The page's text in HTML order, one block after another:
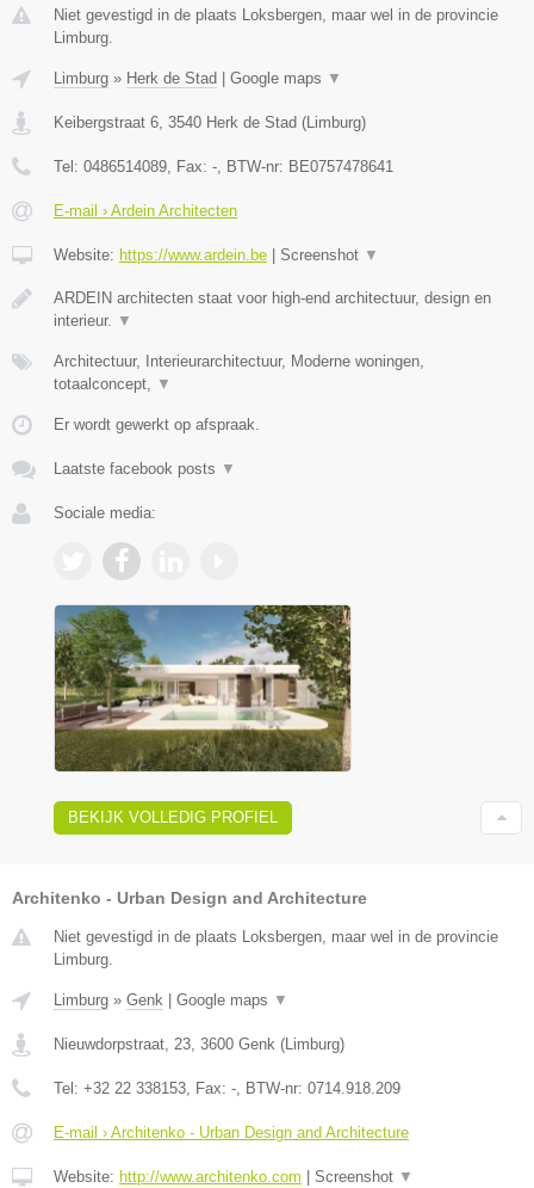
Niet gevestigd in de plaats Loksbergen, maar wel in de provincie
Limburg.
Limburg » Herk de Stad Google maps ▼
Keibergstraat 6, 3540 Herk de Stad (Limburg)
Tel: 0486514089, Fax: -, BTW-nr: BE0757478641
E-mail › Ardein Architecten
Website: https://www.ardein.be Screenshot ▼
ARDEIN architecten staat voor high-end architectuur, design en
interieur. ▼
Architectuur, Interieurarchitectuur, Moderne woningen,
totaalconcept, ▼
Er wordt gewerkt op afspraak.
Laatste facebook posts ▼
Sociale media:
BEKIJK VOLLEDIG PROFIEL
Architenko - Urban Design and Architecture
Niet gevestigd in de plaats Loksbergen, maar wel in de provincie
Limburg.
Limburg » Genk Google maps ▼
Nieuwdorpstraat, 23, 3600 Genk (Limburg)
Tel: +32 22 338153, Fax: -, BTW-nr: 0714.918.209
E-mail › Architenko - Urban Design and Architecture
Website: http://www.architenko.com Screenshot ▼